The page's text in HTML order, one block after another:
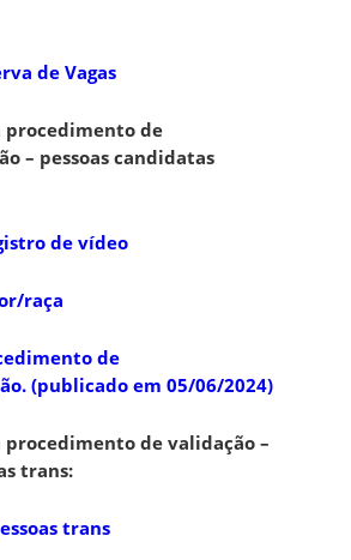
de Vagas
procedimento de
– pessoas candidatas
de vídeo
raça
de
(publicado em 05/06/2024)
procedimento de validação –
trans:
trans